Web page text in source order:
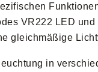
VR222 LED
gleichmäßige
in